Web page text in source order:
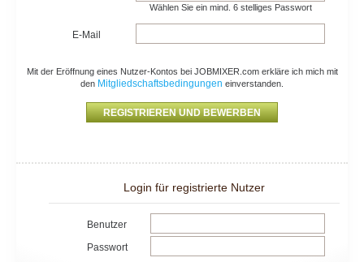
Wählen Sie ein mind. 6 stelliges Passwort
E-Mail
Mit der Eröffnung eines Nutzer-Kontos bei JOBMIXER.com erkläre ich mich mit
den Mitgliedschaftsbedingungen einverstanden.
Login für registrierte Nutzer
Benutzer
Passwort